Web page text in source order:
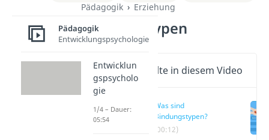
Pädagogik
Erziehung
Bindungstypen
Wichtige Inhalte in diesem Video
Was sind
Bindungstypen?
(00:12)
Pädagogik
Entwicklungspsychologie
Entwicklun
gspsycholo
gie
1/4 – Dauer:
05:54